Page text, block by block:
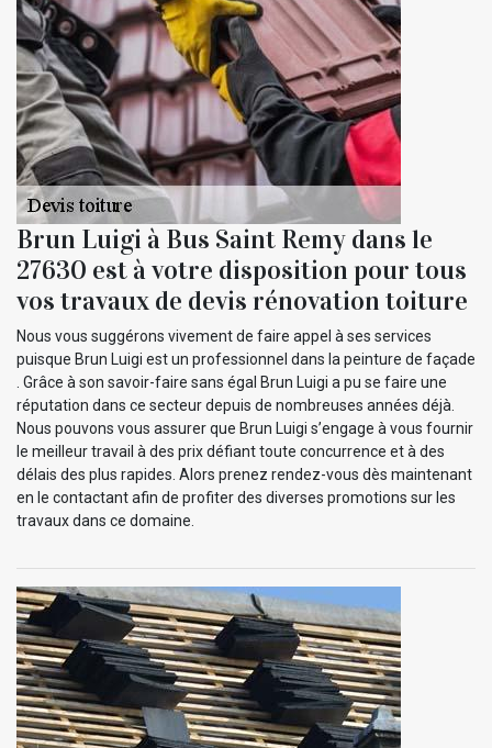
Brun Luigi à Bus Saint Remy dans le
27630 est à votre disposition pour tous
vos travaux de devis rénovation toiture
Nous vous suggérons vivement de faire appel à ses services
puisque Brun Luigi est un professionnel dans la peinture de façade
. Grâce à son savoir-faire sans égal Brun Luigi a pu se faire une
réputation dans ce secteur depuis de nombreuses années déjà.
Nous pouvons vous assurer que Brun Luigi s’engage à vous fournir
le meilleur travail à des prix défiant toute concurrence et à des
délais des plus rapides. Alors prenez rendez-vous dès maintenant
en le contactant afin de profiter des diverses promotions sur les
travaux dans ce domaine.